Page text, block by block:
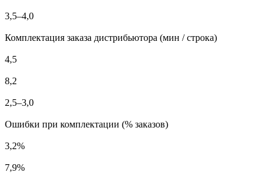
3,5–4,0
Комплектация заказа дистрибьютора (мин / строка)
4,5
8,2
2,5–3,0
Ошибки при комплектации (% заказов)
3,2%
7,9%